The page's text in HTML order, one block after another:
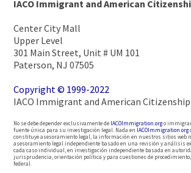
IACO Immigrant and American
Center City Mall
Upper Level
301 Main Street, Unit # UM 101
Paterson, NJ 07505
Copyright © 1999-2022
IACO Immigrant and American
No se debe depender exclusivamente de IACOImmigration.orgo
fuente única para su investigación legal. Nada en IACOImmigration.org
constituye asesoramiento legal, la información en nuestros sitios web
asesoramiento legal independiente basado en una revisión y análisis
cada caso individual, en investigación independiente basada en
jurisprudencia, orientación política y para cuestiones de
federal.